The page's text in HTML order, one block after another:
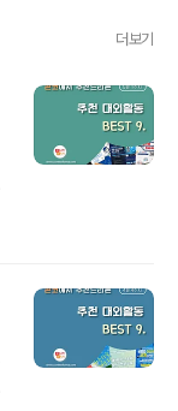
더보기